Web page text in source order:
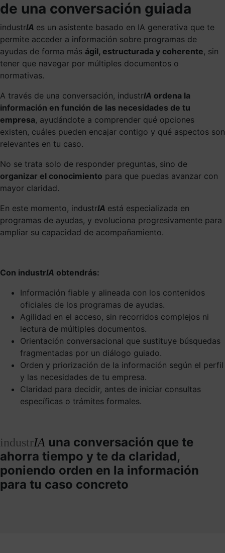
de una conversación guiada
industrIA es un asistente basado en IA generativa que te
permite acceder a información sobre programas de
ayudas de forma más ágil, estructurada y coherente, sin
tener que navegar por múltiples documentos o
normativas.
A través de una conversación, industrIA ordena la
información en función de las necesidades de tu
empresa, ayudándote a comprender qué opciones
existen, cuáles pueden encajar contigo y qué aspectos son
relevantes en tu caso.
No se trata solo de responder preguntas, sino de
organizar el conocimiento para que puedas avanzar con
mayor claridad.
En este momento, industrIA está especializada en
programas de ayudas, y evoluciona progresivamente para
ampliar su capacidad de acompañamiento.
Con industrIA obtendrás:
Información fiable y alineada con los contenidos
oficiales de los programas de ayudas.
Agilidad en el acceso, sin recorridos complejos ni
lectura de múltiples documentos.
Orientación conversacional que sustituye búsquedas
fragmentadas por un diálogo guiado.
Orden y priorización de la información según el perfil
y las necesidades de tu empresa.
Claridad para decidir, antes de iniciar consultas
específicas o trámites formales.
industrIA una conversación que te
ahorra tiempo y te da claridad,
poniendo orden en la información
para tu caso concreto